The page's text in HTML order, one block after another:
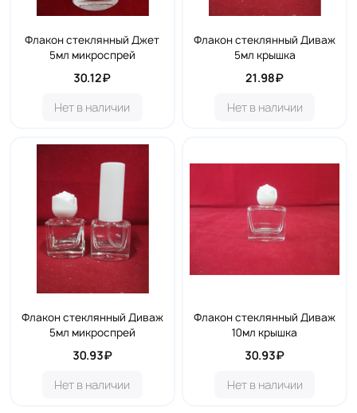
Флакон стеклянный Джет
5мл микроспрей
30.12₽
Нет в наличии
Флакон стеклянный Диваж
5мл крышка
21.98₽
Нет в наличии
Флакон стеклянный Диваж
5мл микроспрей
30.93₽
Нет в наличии
Флакон стеклянный Диваж
10мл крышка
30.93₽
Нет в наличии